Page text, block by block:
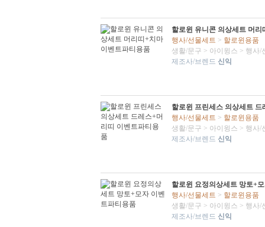
할로윈 유니콘 의상세트 머
행사/선물세트 > 할로윈용품
생활/문구 > 아이윙스 > 행사/
제조사/브렌드 신익
할로윈 프린세스 의상세트
행사/선물세트 > 할로윈용품
생활/문구 > 아이윙스 > 행사/
제조사/브렌드 신익
할로윈 요정의상세트 망토+
행사/선물세트 > 할로윈용품
생활/문구 > 아이윙스 > 행사/
제조사/브렌드 신익